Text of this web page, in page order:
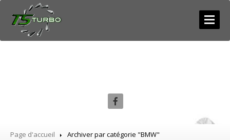
Diagnostic
Page d'accueil Archiver par catégorie "BMW"